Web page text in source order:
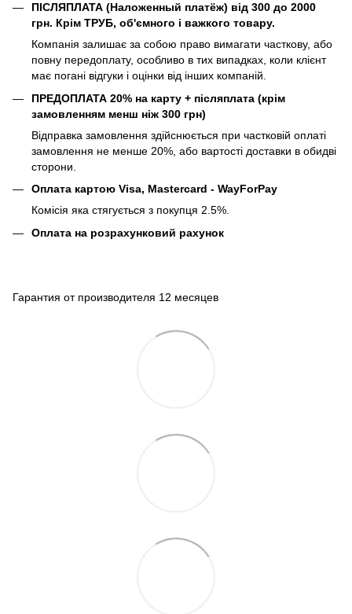
ПІСЛЯПЛАТА (Наложенный платёж) від 300 до 2000
грн. Крім ТРУБ, об'ємного і важкого товару.
Компанія залишає за собою право вимагати часткову, або
повну передоплату, особливо в тих випадках, коли клієнт
має погані відгуки і оцінки від інших компаній.
ПРЕДОПЛАТА 20% на карту + післяплата (крім
замовленням менш ніж 300 грн)
Відправка замовлення здійснюється при частковій оплаті
замовлення не менше 20%, або вартості доставки в обидві
сторони.
Оплата картою Visa, Mastercard - WayForPay
Комісія яка стягується з покупця 2.5%.
Оплата на розрахунковий рахунок
Гарантия от производителя 12 месяцев